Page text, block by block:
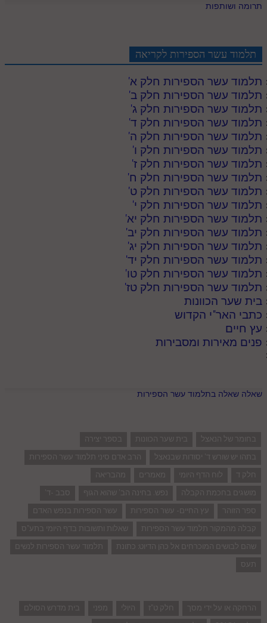
תרומה ושותפות
תלמוד עשר הספירות לקריאה
תלמוד עשר הספירות חלק א'
תלמוד עשר הספירות חלק ב'
תלמוד עשר הספירות חלק ג'
תלמוד עשר הספירות חלק ד'
תלמוד עשר הספירות חלק ה'
תלמוד עשר הספירות חלק ו'
תלמוד עשר הספירות חלק ז'
תלמוד עשר הספירות חלק ח'
תלמוד עשר הספירות חלק ט'
תלמוד עשר הספירות חלק י'
תלמוד עשר הספירות חלק יא'
תלמוד עשר הספירות חלק יב'
תלמוד עשר הספירות חלק יג'
תלמוד עשר הספירות חלק יד'
תלמוד עשר הספירות חלק טו'
תלמוד עשר הספירות חלק טז'
בית שער הכוונות
כתבי האר"י הקדוש
עץ חיים
פנים מאירות ומסבירות
שאלה שאלה בתלמוד עשר הספירות
בחומר של הנאצל בית שער הכוונות
בספר יצירה
בתהו יש שורש ד' יסודות שבנאצל
הרב אדם סיני תלמוד עשר הספירות
חלק ד
לוח הדף היומי מאמרים
מהבריאה
מושגים בחכמת הקבלה
נפש. בחינה הב' שהוא הגוף
סבב -ד'
ספר הזוהר
עץ החיים- עשר הספירות
עשר הספירות בנפש האדם
קבלה מהמקור תלמוד עשר הספירות
שאלות ותשובות בדף היומי בתע"ס
שהם לבושים המוכרחים אל כהן הדיוט: כתונת
תלמוד עשר הספירות לנשים
תעס
הרחקה או על ידי מסך חלק ט"ז היולי מפני
בית מדרש הסולם